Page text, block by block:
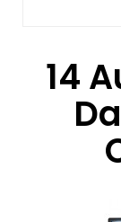
14